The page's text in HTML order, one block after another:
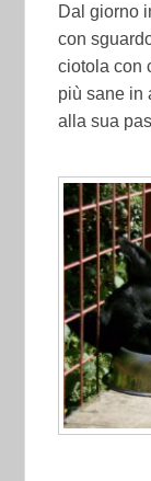
Dal giorno
con
ciotola con
più sane in
alla sua